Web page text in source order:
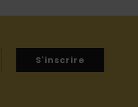
S'inscrire